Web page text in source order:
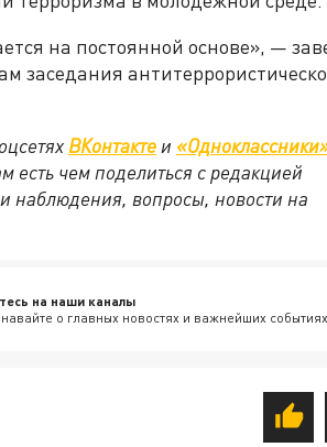
на постоянной основе», —
заседания
ВКонтакте и
есть чем поделиться с редакцией
наблюдения, вопросы, новости на
на наши каналы
о главных новостях и важнейших